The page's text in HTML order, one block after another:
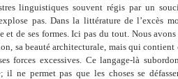
linguistiques souvent régis par un
pas. Dans la littérature de l’excès
et de ses formes. Ici pas du tout. Nous
sa beauté architecturale, mais qui contient
forces excessives. Ce langage-là
il ne permet pas que les choses se